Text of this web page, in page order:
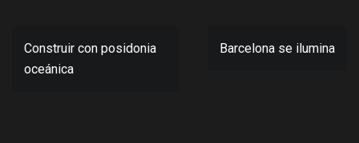
Navegación
de
Construir con posidonia
oceánica
Barcelona se ilumina